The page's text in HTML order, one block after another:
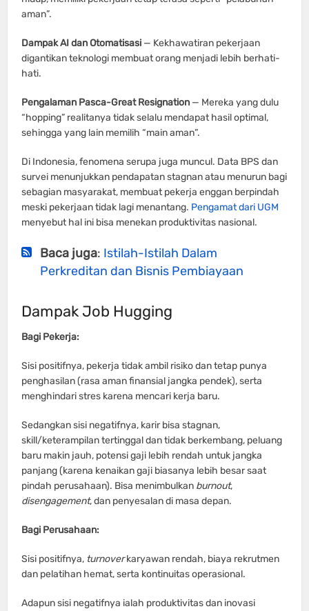
aman”.
Dampak AI dan Otomatisasi — Kekhawatiran pekerjaan
digantikan teknologi membuat orang menjadi lebih berhati-
hati.
Pengalaman Pasca-Great Resignation — Mereka yang dulu
“hopping” realitanya tidak selalu mendapat hasil optimal,
sehingga yang lain memilih “main aman”.
Di Indonesia, fenomena serupa juga muncul. Data BPS dan
survei menunjukkan pendapatan stagnan atau menurun bagi
sebagian masyarakat, membuat pekerja enggan berpindah
meski pekerjaan tidak lagi menantang. Pengamat dari UGM
menyebut hal ini bisa menekan produktivitas nasional.
Baca juga: Istilah-Istilah Dalam
Perkreditan dan Bisnis Pembiayaan
Dampak Job Hugging
Bagi Pekerja:
Sisi positifnya, pekerja tidak ambil risiko dan tetap punya
penghasilan (rasa aman finansial jangka pendek), serta
menghindari stres karena mencari kerja baru.
Sedangkan sisi negatifnya, karir bisa stagnan,
skill/keterampilan tertinggal dan tidak berkembang, peluang
baru makin jauh, potensi gaji lebih rendah untuk jangka
panjang (karena kenaikan gaji biasanya lebih besar saat
pindah perusahaan). Bisa menimbulkan burnout,
disengagement, dan penyesalan di masa depan.
Bagi Perusahaan:
Sisi positifnya, turnoverkaryawan rendah, biaya rekrutmen
dan pelatihan hemat, serta kontinuitas operasional.
Adapun sisi negatifnya ialah produktivitas dan inovasi